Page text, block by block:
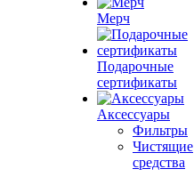
Мерч
Подарочные
сертификаты
Аксессуары
Фильтры
Чистящие
средства